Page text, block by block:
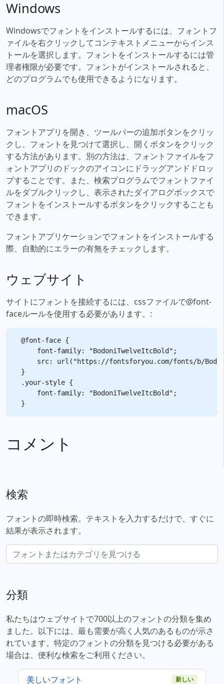
Windows
Windowsでフォントをインストールするには、フォントフ
ァイルを右クリックしてコンテキストメニューからインス
トールを選択します。フォントをインストールするには管
理者権限が必要です。フォントがインストールされると、
どのプログラムでも使用できるようになります。
macOS
フォントアプリを開き、ツールバーの追加ボタンをクリッ
クし、フォントを見つけて選択し、開くボタンをクリック
する方法があります。別の方法は、フォントファイルをフ
ォントアプリのドックのアイコンにドラッグアンドドロッ
プすることです。また、検索プログラムでフォントファイ
ルをダブルクリックし、表示されたダイアログボックスで
フォントをインストールするボタンをクリックすることも
できます。
フォントアプリケーションでフォントをインストールする
際、自動的にエラーの有無をチェックします。
ウェブサイト
サイトにフォントを接続するには、cssファイルで@font-
faceルールを使用する必要があります。:
@font-face {
    font-family: "BodoniTwelveItcBold";
src: url("https://fontsforyou.com/fonts/b/
}
.your-style {
    font-family: "BodoniTwelveItcBold";
コメント
検索
フォントの即時検索。テキストを入力するだけで、すぐに
結果が表示されます。
分類
私たちはウェブサイトで700以上のフォントの分類を集め
ました。以下には、最も需要が高く人気のあるものが示さ
れています。特定のフォントの分類を見つける必要がある
場合は、便利な検索をご利用ください。
美しいフォント 新しい